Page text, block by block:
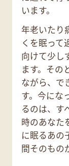
います。
年老いたり
くを眠って
向けて少し
ます。その
ながら、で
す。今にな
るのは、す
時のあなた
に眠るあの
間そのもの